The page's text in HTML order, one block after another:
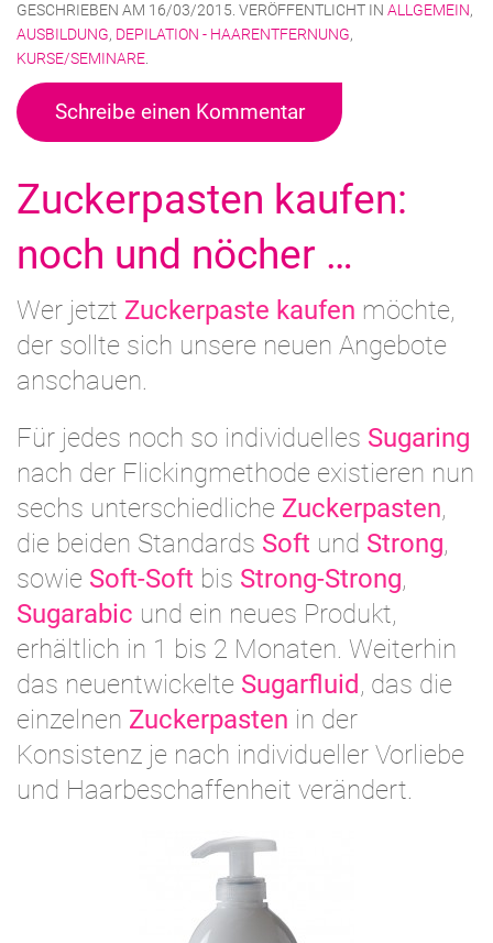
GESCHRIEBEN AM 16/03/2015. VERÖFFENTLICHT IN ALLGEMEIN,
AUSBILDUNG, DEPILATION - HAARENTFERNUNG,
KURSE/SEMINARE.
Schreibe einen Kommentar
Zuckerpasten kaufen:
noch und nöcher …
Wer jetzt Zuckerpaste kaufen möchte,
der sollte sich unsere neuen Angebote
anschauen.
Für jedes noch so individuelles Sugaring
nach der Flickingmethode existieren nun
sechs unterschiedliche Zuckerpasten,
die beiden Standards Soft und Strong,
sowie Soft-Soft bis Strong-Strong,
Sugarabic und ein neues Produkt,
erhältlich in 1 bis 2 Monaten. Weiterhin
das neuentwickelte Sugarfluid , das die
einzelnen Zuckerpasten in der
Konsistenz je nach individueller Vorliebe
und Haarbeschaffenheit verändert.